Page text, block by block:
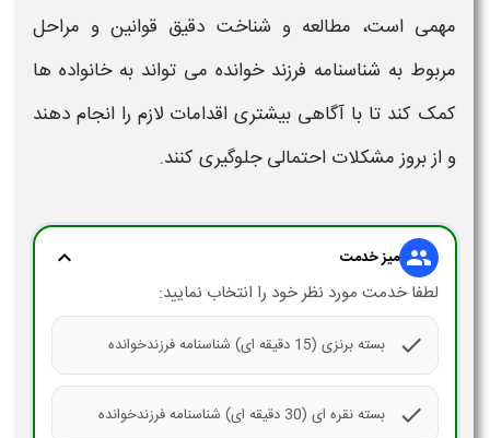
مهمی است، مطالعه و شناخت دقیق قوانین و مراحل
مربوط به شناسنامه فرزند خوانده می‌ تواند به خانواده‌ ها
کمک کند تا با آگاهی بیشتری اقدامات لازم را انجام دهند
و از بروز مشکلات احتمالی جلوگیری کنند.
group میز خدمت expand_more
لطفا خدمت مورد نظر خود را انتخاب نمایید:
check بسته برنزی (15 دقیقه ای) شناسنامه فرزندخوانده
check بسته نقره ای (30 دقیقه ای) شناسنامه فرزندخوانده